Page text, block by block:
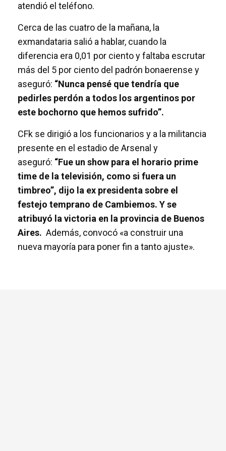
atendió el teléfono.
Cerca de las cuatro de la mañana, la
exmandataria salió a hablar, cuando la
diferencia era 0,01 por ciento y faltaba escrutar
más del 5 por ciento del padrón bonaerense y
aseguró: “Nunca pensé que tendría que
pedirles perdón a todos los argentinos por
este bochorno que hemos sufrido”.
CFk se dirigió a los funcionarios y a la militancia
presente en el estadio de Arsenal y
aseguró: “Fue un show para el horario prime
time de la televisión, como si fuera un
timbreo”, dijo la ex presidenta sobre el
festejo temprano de Cambiemos. Y se
atribuyó la victoria en la provincia de Buenos
Aires. Además, convocó «a construir una
nueva mayoría para poner fin a tanto ajuste».